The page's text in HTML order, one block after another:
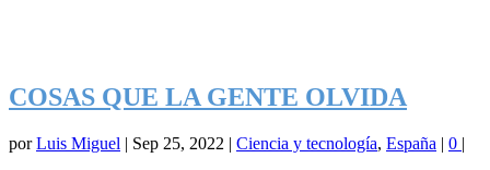
COSAS QUE LA GENTE OLVIDA
porLuis Miguel | Sep 25, 2022 | Ciencia y tecnología, España | 0 |